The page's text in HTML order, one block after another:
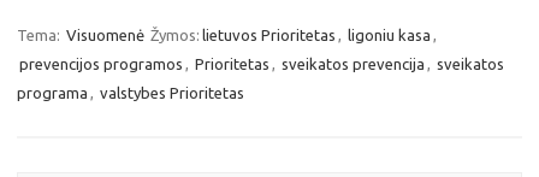
Tema: Visuomenė Žymos: lietuvos Prioritetas , ligoniu kasa ,
prevencijos programos , Prioritetas , sveikatos prevencija , sveikatos
programa , valstybes Prioritetas